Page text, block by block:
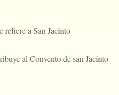
refiere a San Jacinto
al Convento de san Jacinto